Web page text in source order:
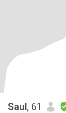
Saul, 61